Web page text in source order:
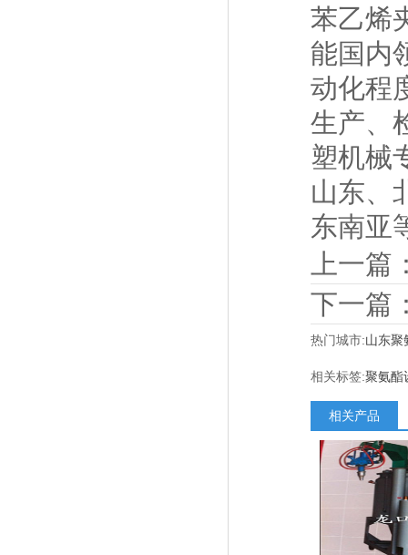
苯乙烯
能国内
动化程
生产、
塑机械
山东、
东南亚
上一篇
下一篇
热门城市:山东聚
相关标签:聚氨酯
相关产品